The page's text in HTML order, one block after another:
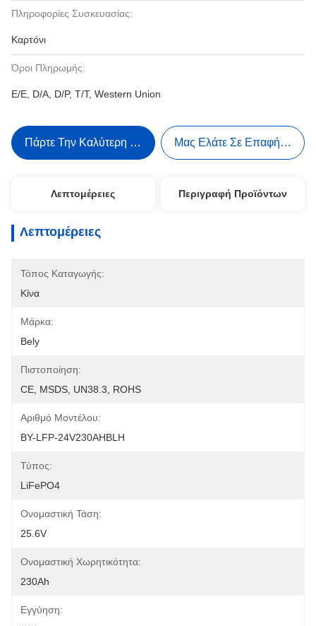
Πληροφορίες Συσκευασίας:
Καρτόνι
Όροι Πληρωμής:
Ε/Ε, D/A, D/P, T/T, Western Union
Πάρτε Την Καλύτερη Τιμή Μας Ελάτε Σε Επαφή Με
Λεπτομέρειες Περιγραφή Προϊόντων
Λεπτομέρειες
Τόπος Καταγωγής:
Κίνα
Μάρκα:
Bely
Πιστοποίηση:
CE, MSDS, UN38.3, ROHS
Αριθμό Μοντέλου:
ΒΥ-LFP-24V230AHBLH
Τύπος:
LiFePO4
Ονομαστική Τάση:
25.6V
Ονομαστική Χωρητικότητα:
230Ah
Εγγύηση: